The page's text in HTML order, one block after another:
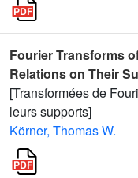
Fourier Transforms
Relations on Their
[Transformées de
leurs supports]
Körner, Thomas W.